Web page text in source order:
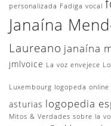
personalizada Fadiga vocal
Janaína
Laureano janaína
jmlvoice La voz envejece
Luxembourg logopeda online
asturias logopedia
Mitos & Verdades sobre la